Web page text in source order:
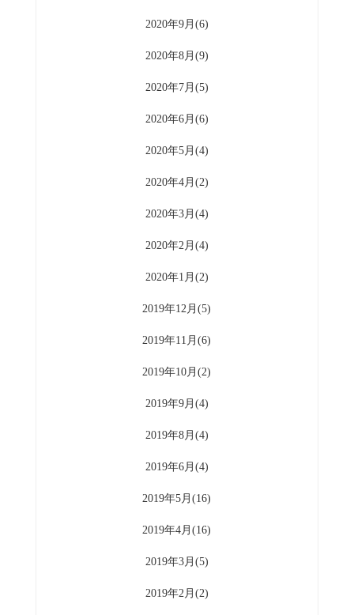
2020年9月(6)
2020年8月(9)
2020年7月(5)
2020年6月(6)
2020年5月(4)
2020年4月(2)
2020年3月(4)
2020年2月(4)
2020年1月(2)
2019年12月(5)
2019年11月(6)
2019年10月(2)
2019年9月(4)
2019年8月(4)
2019年6月(4)
2019年5月(16)
2019年4月(16)
2019年3月(5)
2019年2月(2)